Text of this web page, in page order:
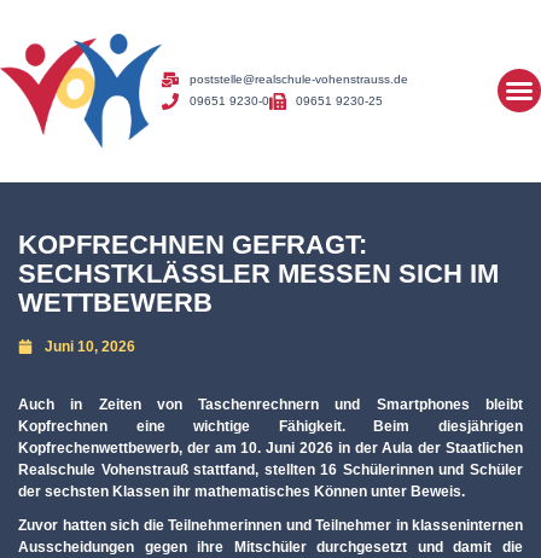
poststelle@realschule-vohenstrauss.de
09651 9230-0
09651 9230-25
KOPFRECHNEN GEFRAGT:
SECHSTKLÄSSLER MESSEN SICH IM
WETTBEWERB
Juni 10, 2026
Auch in Zeiten von Taschenrechnern und Smartphones bleibt
Kopfrechnen eine wichtige Fähigkeit. Beim diesjährigen
Kopfrechenwettbewerb, der am 10. Juni 2026 in der Aula der Staatlichen
Realschule Vohenstrauß stattfand, stellten 16 Schülerinnen und Schüler
der sechsten Klassen ihr mathematisches Können unter Beweis.
Zuvor hatten sich die Teilnehmerinnen und Teilnehmer in klasseninternen
Ausscheidungen gegen ihre Mitschüler durchgesetzt und damit die